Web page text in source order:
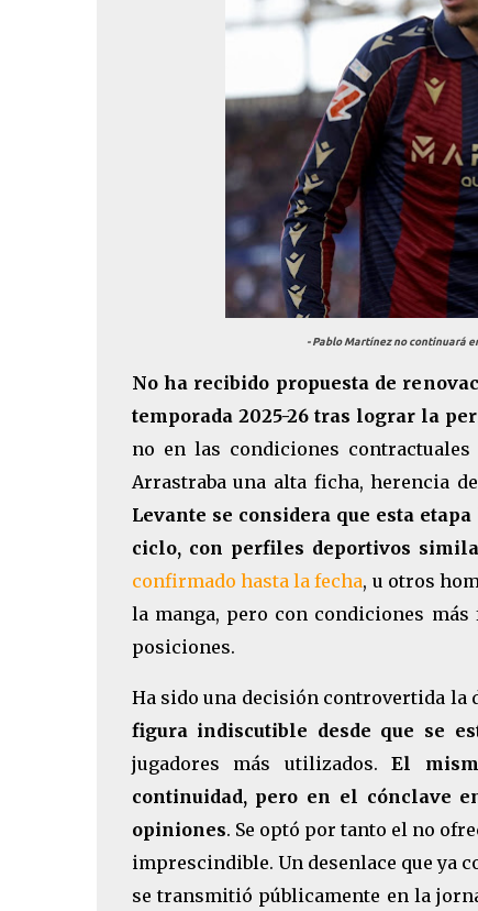
- Pablo Martínez no continuará
No ha recibido propuesta de
temporada 2025-26 tras lograr la
no en las condiciones
Arrastraba una alta ficha, herencia
Levante se considera que esta
ciclo, con perfiles deportivos
confirmado hasta la fecha, u otros
la manga, pero con condiciones
posiciones.
Ha sido una decisión controvertida la
figura indiscutible desde que se
jugadores más utilizados.El
continuidad, pero en el cónclave
opiniones. Se optó por tanto el no
imprescindible. Un desenlace que ya
se transmitió públicamente en la